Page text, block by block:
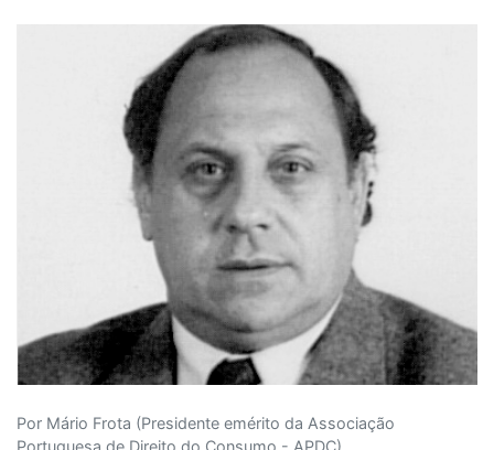
Por Mário Frota (Presidente emérito da Associação